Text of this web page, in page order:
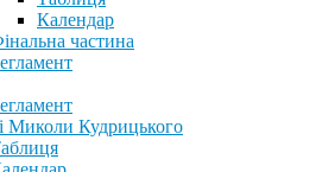
Календар
частина
Миколи Кудрицького